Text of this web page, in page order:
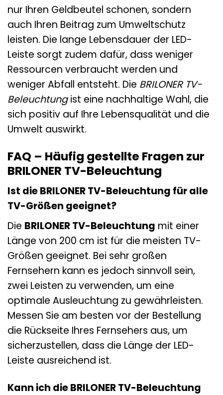
nur Ihren Geldbeutel schonen, sondern
auch Ihren Beitrag zum Umweltschutz
leisten. Die lange Lebensdauer der LED-
Leiste sorgt zudem dafür, dass weniger
Ressourcen verbraucht werden und
weniger Abfall entsteht. Die BRILONER TV-
Beleuchtungist eine nachhaltige Wahl, die
sich positiv auf Ihre Lebensqualität und die
Umwelt auswirkt.
FAQ – Häufig gestellte Fragen zur
BRILONER TV-Beleuchtung
Ist die BRILONER TV-Beleuchtung für alle
TV-Größen geeignet?
Die BRILONER TV-Beleuchtung mit einer
Länge von 200 cm ist für die meisten TV-
Größen geeignet. Bei sehr großen
Fernsehern kann es jedoch sinnvoll sein,
zwei Leisten zu verwenden, um eine
optimale Ausleuchtung zu gewährleisten.
Messen Sie am besten vor der Bestellung
die Rückseite Ihres Fernsehers aus, um
sicherzustellen, dass die Länge der LED-
Leiste ausreichend ist.
Kann ich die BRILONER TV-Beleuchtung